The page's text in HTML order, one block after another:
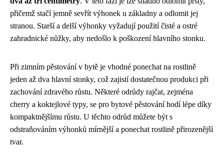
přičemž stačí jemně sevřít výhonek u základny a odlomit jej
stranou. Starší a delší výhonky vyžadují použití čisté a ostré
zahradnické nůžky, aby nedošlo k poškození hlavního stonku.
Při zimním pěstování v bytě je vhodné ponechat na rostlině
jeden až dva hlavní stonky, což zajistí dostatečnou produkci při
zachování zdravého růstu. Některé odrůdy rajčat, zejména
cherry a koktejlové typy, se pro bytové pěstování hodí lépe díky
kompaktnějšímu růstu. U těchto odrůd můžete být s
odstraňováním výhonků mírnější a ponechat rostlině přirozenější
tvar.